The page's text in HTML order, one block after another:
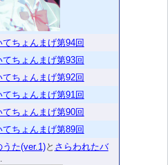
ちょんまげ第94回
ちょんまげ第93回
ちょんまげ第92回
ちょんまげ第91回
ちょんまげ第90回
ちょんまげ第89回
た(ver.1)と さらわれたバ